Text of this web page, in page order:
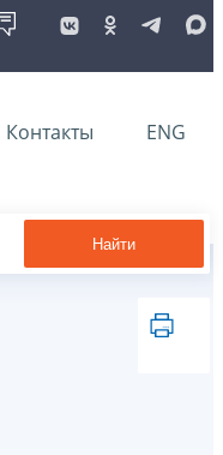
Контакты ENG
Найти